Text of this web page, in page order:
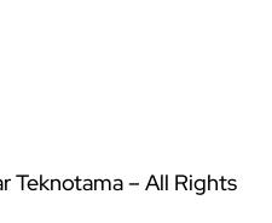
Teknotama – All Rights